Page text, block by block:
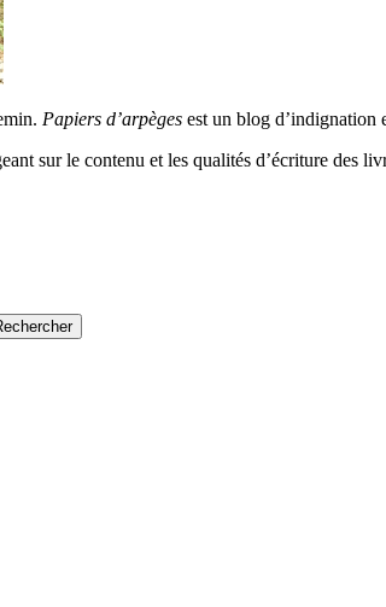
Papiers d’arpèges est un blog d’indignation
sur le contenu et les qualités d’écriture des